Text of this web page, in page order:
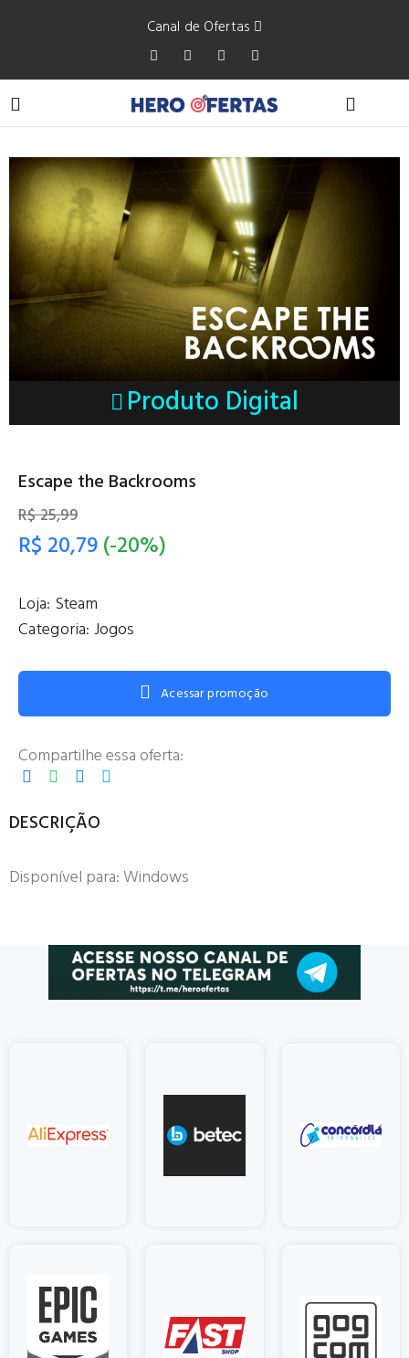
Canal de Ofertas
Produto Digital
Escape the Backrooms
R$ 25,99
R$ 20,79(-20%)
Loja: Steam
Categoria: Jogos
Acessar promoção
Compartilhe essa oferta:
DESCRIÇÃO
Disponível para: Windows